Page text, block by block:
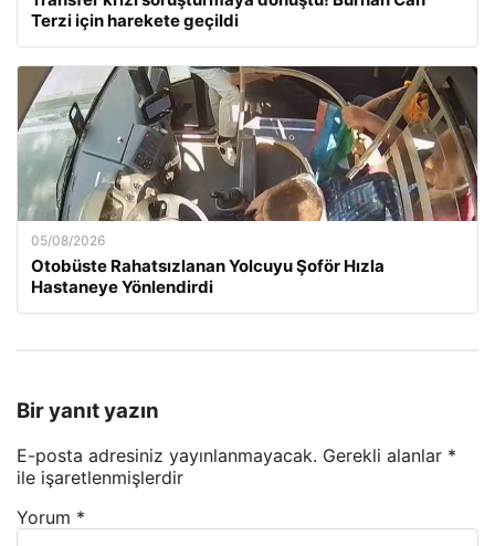
Terzi için harekete geçildi
05/08/2026
Otobüste Rahatsızlanan Yolcuyu Şoför Hızla
Hastaneye Yönlendirdi
Bir yanıt yazın
E-posta adresiniz yayınlanmayacak. Gerekli alanlar *
ile işaretlenmişlerdir
Yorum *